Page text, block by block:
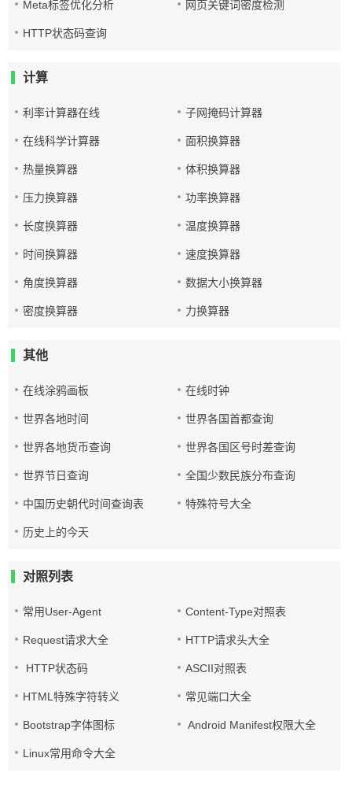
Meta标签优化分析 网页关键词密度检测
HTTP状态码查询
计算
利率计算器在线 子网掩码计算器
在线科学计算器 面积换算器
热量换算器 体积换算器
压力换算器 功率换算器
长度换算器 温度换算器
时间换算器 速度换算器
角度换算器 数据大小换算器
密度换算器 力换算器
其他
在线涂鸦画板 在线时钟
世界各地时间 世界各国首都查询
世界各地货币查询 世界各国区号时差查询
世界节日查询 全国少数民族分布查询
中国历史朝代时间查询表 特殊符号大全
历史上的今天
对照列表
常用User-Agent Content-Type对照表
Request请求大全 HTTP请求头大全
HTTP状态码 ASCII对照表
HTML特殊字符转义 常见端口大全
Bootstrap字体图标 Android Manifest权限大全
Linux常用命令大全